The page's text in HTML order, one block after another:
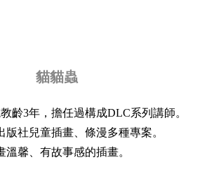
貓貓蟲
齡3年，擔任過構成DLC系列講師。
社兒童插畫、條漫多種專案。
馨、有故事感的插畫。